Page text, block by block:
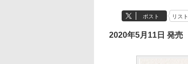
ポスト リスト
2020年5月11日 発売